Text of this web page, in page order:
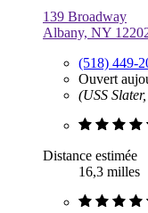
139 Broadway
Albany, NY
(518) 449-
Ouvert
(USS
Distance estimée
16,3 milles